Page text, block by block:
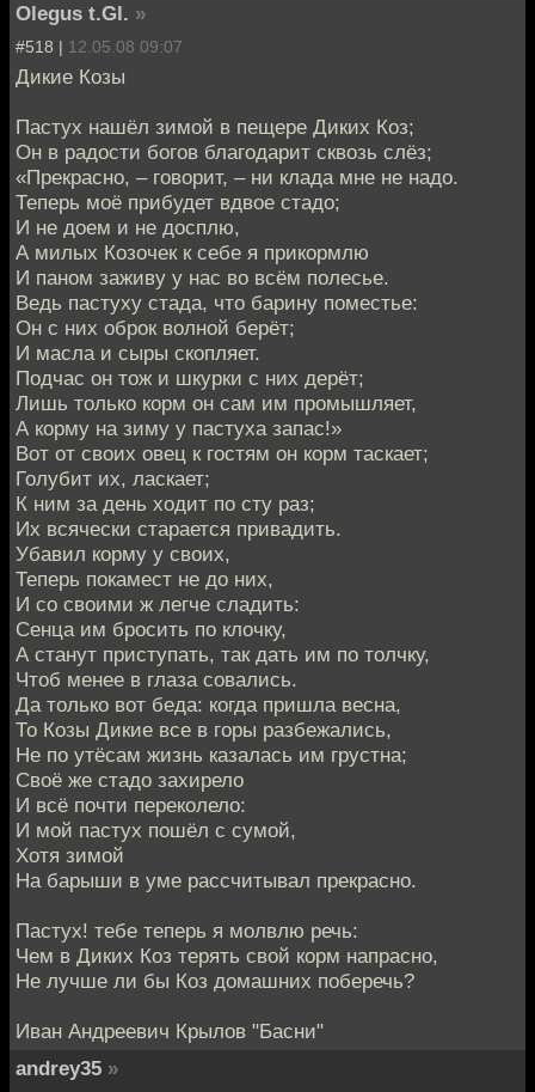
Olegus t.Gl. »
#518 | 12.05.08 09:07
Дикие Козы
Пастух нашёл зимой в пещере Диких Коз;
Он в радости богов благодарит сквозь слёз;
«Прекрасно, – говорит, – ни клада мне не надо.
Теперь моё прибудет вдвое стадо;
И не доем и не досплю,
А милых Козочек к себе я прикормлю
И паном заживу у нас во всём полесье.
Ведь пастуху стада, что барину поместье:
Он с них оброк волной берёт;
И масла и сыры скопляет.
Подчас он тож и шкурки с них дерёт;
Лишь только корм он сам им промышляет,
А корму на зиму у пастуха запас!»
Вот от своих овец к гостям он корм таскает;
Голубит их, ласкает;
К ним за день ходит по сту раз;
Их всячески старается привадить.
Убавил корму у своих,
Теперь покамест не до них,
И со своими ж легче сладить:
Сенца им бросить по клочку,
А станут приступать, так дать им по толчку,
Чтоб менее в глаза совались.
Да только вот беда: когда пришла весна,
То Козы Дикие все в горы разбежались,
Не по утёсам жизнь казалась им грустна;
Своё же стадо захирело
И всё почти переколело:
И мой пастух пошёл с сумой,
Хотя зимой
На барыши в уме рассчитывал прекрасно.
Пастух! тебе теперь я молвлю речь:
Чем в Диких Коз терять свой корм напрасно,
Не лучше ли бы Коз домашних поберечь?
Иван Андреевич Крылов "Басни"
andrey35 »